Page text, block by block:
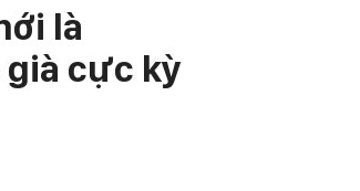
là
già cực kỳ